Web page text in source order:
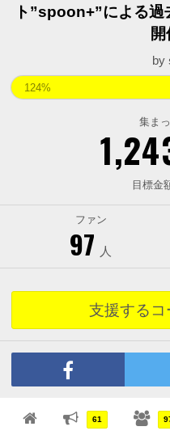
ト”spoon+”による
開
by
集ま
124%
目標金
ファン
97 人
支援するコ
61